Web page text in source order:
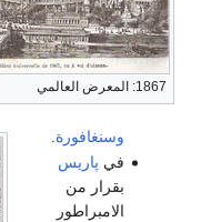
1867: المعرض العالمي
وسنغافورة
في پاريس
بقرار من
الامبراطور